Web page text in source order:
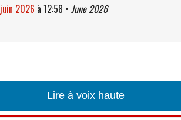
2026 à 12:58 • June 2026
Lire à voix haute